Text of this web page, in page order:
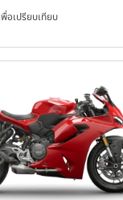
พื่อเปรียบเทียบ